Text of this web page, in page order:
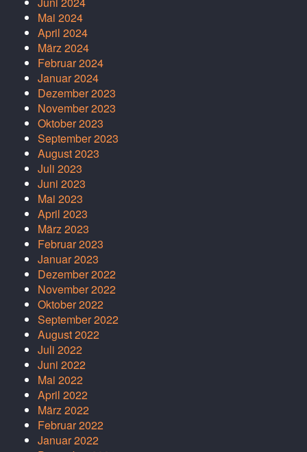
Mai 2024
April 2024
März 2024
Februar 2024
Januar 2024
Dezember 2023
November 2023
Oktober 2023
September 2023
August 2023
Juli 2023
Juni 2023
Mai 2023
April 2023
März 2023
Februar 2023
Januar 2023
Dezember 2022
November 2022
Oktober 2022
September 2022
August 2022
Juli 2022
Juni 2022
Mai 2022
April 2022
März 2022
Februar 2022
Januar 2022